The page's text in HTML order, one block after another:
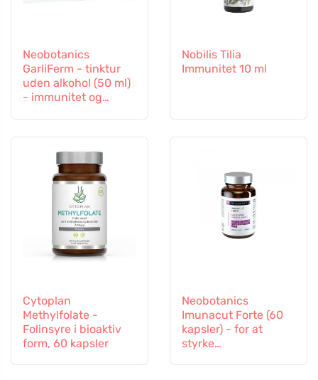
Neobotanics
GarliFerm - tinktur
uden alkohol (50 ml)
- immunitet og
Nobilis Tilia
Immunitet 10 ml
Cytoplan
Methylfolate -
Folinsyre i bioaktiv
form, 60 kapsler
Neobotanics
Imunacut Forte (60
kapsler) - for at
styrke